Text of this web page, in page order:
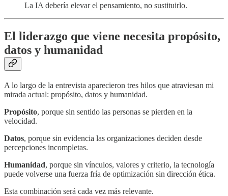
La IA debería elevar el pensamiento, no sustituirlo.
El liderazgo que viene necesita propósito,
datos y humanidad
A lo largo de la entrevista aparecieron tres hilos que atraviesan mi
mirada actual: propósito, datos y humanidad.
Propósito, porque sin sentido las personas se pierden en la
velocidad.
Datos, porque sin evidencia las organizaciones deciden desde
percepciones incompletas.
Humanidad, porque sin vínculos, valores y criterio, la tecnología
puede volverse una fuerza fría de optimización sin dirección ética.
Esta combinación será cada vez más relevante.